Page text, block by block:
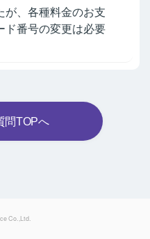
が、各種料金のお支
ド番号の変更は必要
問TOPへ
Co.,Ltd.
Powered by